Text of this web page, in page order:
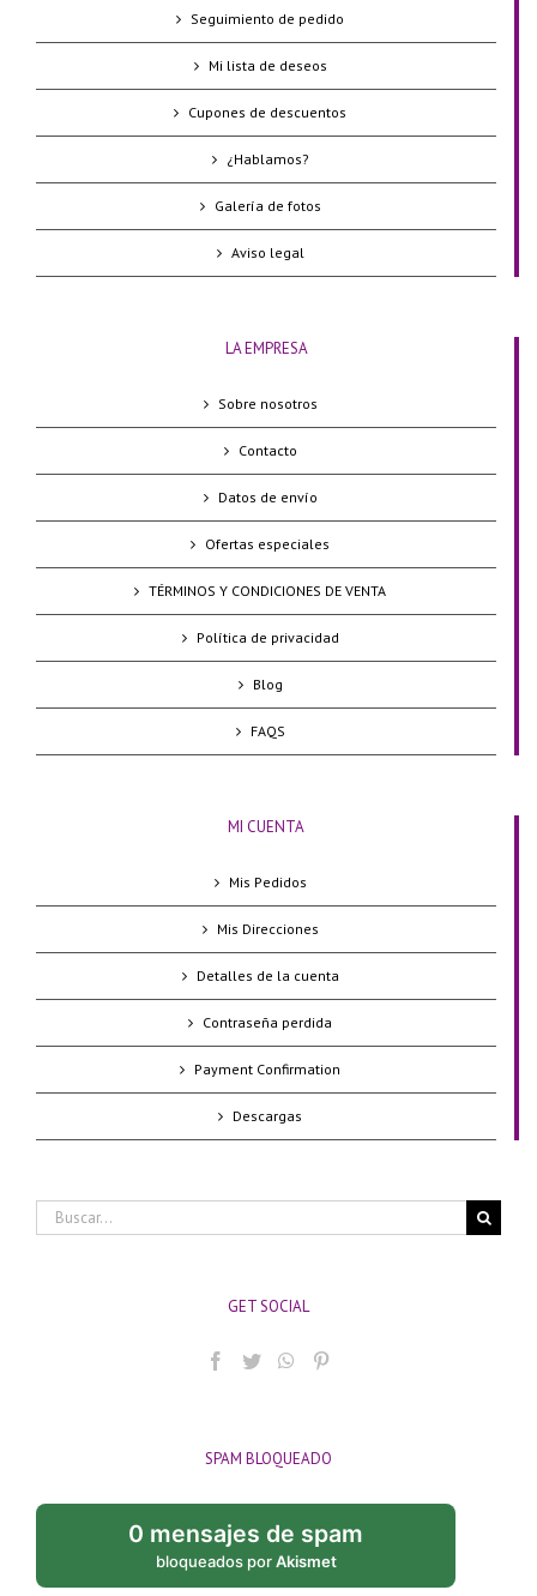
Seguimiento de pedido
Mi lista de deseos
Cupones de descuentos
¿Hablamos?
Galería de fotos
Aviso legal
LA EMPRESA
Sobre nosotros
Contacto
Datos de envío
Ofertas especiales
TÉRMINOS Y CONDICIONES DE VENTA
Política de privacidad
Blog
FAQS
MI CUENTA
Mis Pedidos
Mis Direcciones
Detalles de la cuenta
Contraseña perdida
Payment Confirmation
Descargas
Buscar:
GET SOCIAL
SPAM BLOQUEADO
0 mensajes de spam
bloqueados porAkismet